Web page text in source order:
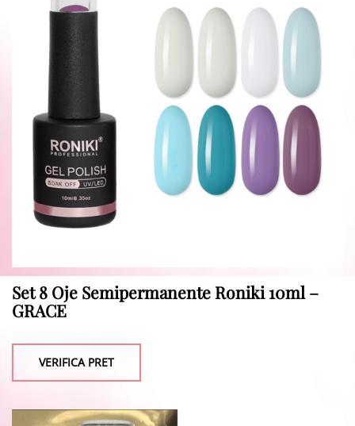
Set 8 Oje Semipermanente Roniki 10ml –
GRACE
VERIFICA PRET